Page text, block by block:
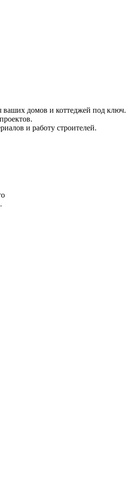
ваших домов и коттеджей под ключ.
и работу строителей.